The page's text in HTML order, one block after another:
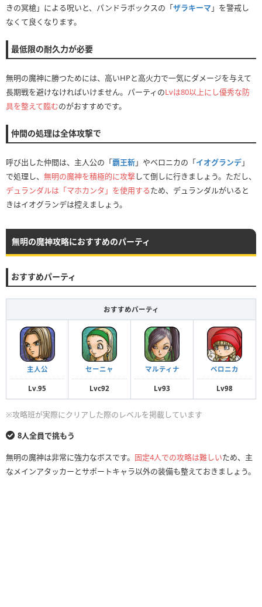
きの冥槍」による呪いと、パンドラボックスの「ザラキーマ 」を警戒し
なくて良くなります。
最低限の耐久力が必要
無明の魔神に勝つためには、高いHPと高火力で一気にダメージを与えて
長期戦を避けなければいけません。パーティのLvは80以上にし優秀な防
具を整えて臨むのがおすすめです。
仲間の処理は全体攻撃で
呼び出した仲間は、主人公の「覇王斬」やベロニカの「イオグランデ」
で処理し、 無明の魔神を積極的に攻撃して倒しに行きましょう。ただし、
デュランダルは「マホカンタ」を使用するため、デュランダルがいると
きはイオグランデは控えましょう。
無明の魔神攻略におすすめのパーティ
おすすめパーティ
おすすめパーティ
主人公
Lv.95
セーニャ
Lvc92
マルティナ
Lv93
ベロニカ
Lv98
※攻略班が実際にクリアした際のレベルを掲載しています
8人全員で挑もう
無明の魔神は非常に強力なボスです。 固定4人での攻略は難しいため、主
なメインアタッカーとサポートキャラ以外の装備も整えておきましょう。